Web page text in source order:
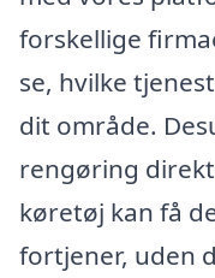
forskellige
se, hvilke
dit område.
rengøring
køretøj kan få
fortjener, uden